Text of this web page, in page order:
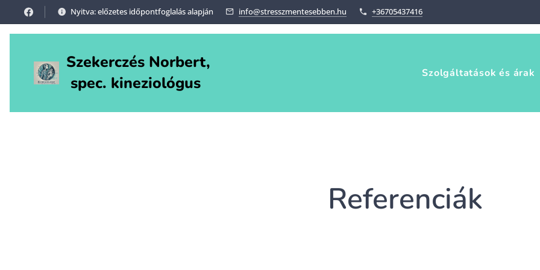
Nyitva: előzetes időpontfoglalás alapján info@stresszmentesebben.hu +36705437416
Szekerczés Norbert,
spec. kineziológus
Szolgáltatások és árak
Referenciák